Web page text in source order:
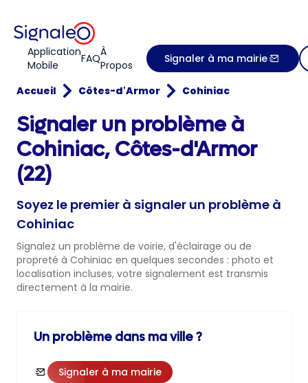
Application
Mobile
FAQÀ
Propos
Signaler à ma mairie
Accueil Côtes-d'Armor Cohiniac
Signaler un problème à
Cohiniac, Côtes-d'Armor
(22)
Soyez le premier à signaler un problème à
Cohiniac
Signalez un problème de voirie, d'éclairage ou de
propreté à Cohiniac en quelques secondes : photo et
localisation incluses, votre signalement est transmis
directement à la mairie.
Un problème dans ma ville ?
Signaler à ma mairie